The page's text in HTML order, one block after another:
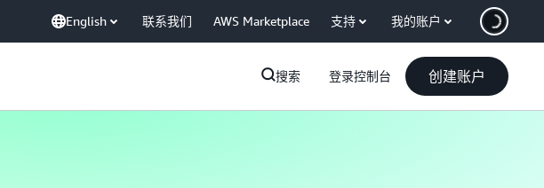
English 联系我们 AWS Marketplace 支持 我的账户
搜索 登录控制台 创建账户